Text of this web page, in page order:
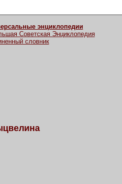
энциклопедии
Советская Энциклопедия
словник